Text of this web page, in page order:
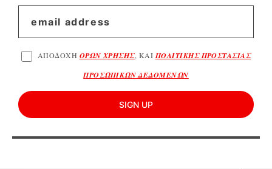
ΑΠΟΔΟΧΗ ΟΡΩΝ ΧΡΗΣΗΣ, ΚΑΙ ΠΟΛΙΤΙΚΗΣ ΠΡΟΣΤΑΣΙΑΣ
ΠΡΟΣΩΠΙΚΩΝ ΔΕΔΟΜΕΝΩΝ
SIGN UP